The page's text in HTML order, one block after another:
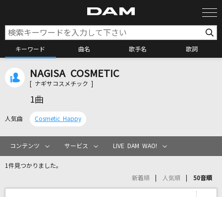
キーワード 曲名 歌手名 歌詞
カラオケ検索
カラオケリクエスト
NAGISA COSMETIC
[ ナギサコスメチック ]
1曲
人気曲 Cosmetic Happy
コンテンツ サービス LIVE DAM WAO!
1件見つかりました。
新着順 人気順 50音順